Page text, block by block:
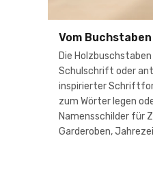
Vom
Die
Schulschrift oder
inspirierter
zum Wörter legen
Namensschilder für
Garderoben,